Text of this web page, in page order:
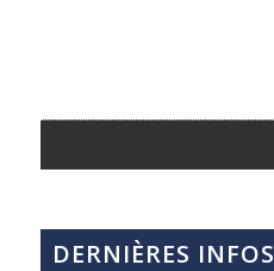
DERNIÈRES INFOS